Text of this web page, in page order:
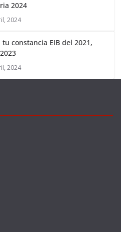
2024
2024
tu constancia EIB del 2021,
2024